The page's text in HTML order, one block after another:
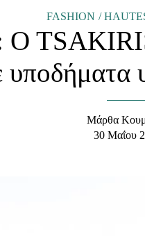
FASHION
O
Μάρθα
30 Μαΐου